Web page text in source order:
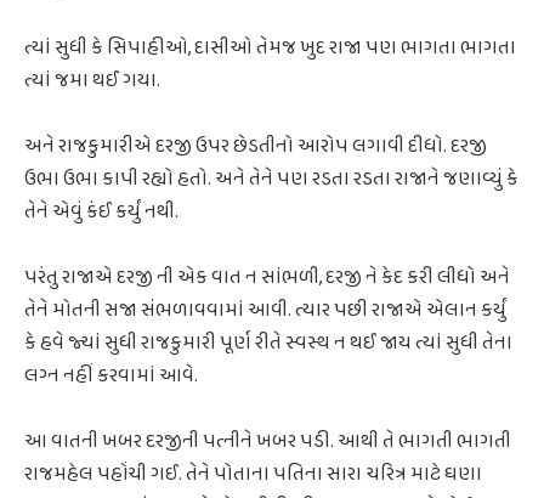
ત્યાં સુધી કે સિપાહીઓ, દાસીઓ તેમજ ખુદ રાજા પણ ભાગતા ભાગતા
ત્યાં જમા થઈ ગયા.
અને રાજકુમારીએ દરજી ઉપર છેડતીનો આરોપ લગાવી દીધો. દરજી
ઉભા ઉભા કાપી રહ્યો હતો. અને તેને પણ રડતા રડતા રાજાને જણાવ્યું કે
તેને એવું કંઈ કર્યું નથી.
પરંતુ રાજાએ દરજી ની એક વાત ન સાંભળી, દરજી ને કેદ કરી લીધો અને
તેને મોતની સજા સંભળાવવામાં આવી. ત્યાર પછી રાજાએ એલાન કર્યું
કે હવે જ્યાં સુધી રાજકુમારી પૂર્ણ રીતે સ્વસ્થ ન થઈ જાય ત્યાં સુધી તેના
લગ્ન નહીં કરવામાં આવે.
આ વાતની ખબર દરજીની પત્નીને ખબર પડી. આથી તે ભાગતી ભાગતી
રાજમહેલ પહોંચી ગઈ. તેને પોતાના પતિના સારા ચરિત્ર માટે ઘણા